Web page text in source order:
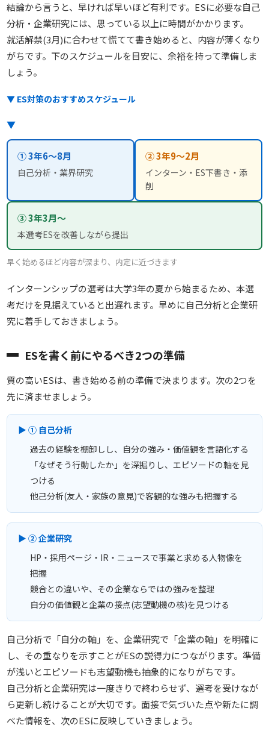
結論から言うと、早ければ早いほど有利です。ESに必要な自己
分析・企業研究には、思っている以上に時間がかかります。
就活解禁(3月)に合わせて慌てて書き始めると、内容が薄くなり
がちです。下のスケジュールを目安に、余裕を持って準備しま
しょう。
▼ ES対策のおすすめスケジュール
▼
① 3年6〜8月
自己分析・業界研究
② 3年9〜2月
インターン・ES下書き・添
削
③ 3年3月〜
本選考ESを改善しながら提出
早く始めるほど内容が深まり、内定に近づきます
インターンシップの選考は大学3年の夏から始まるため、本選
考だけを見据えていると出遅れます。早めに自己分析と企業研
究に着手しておきましょう。
ESを書く前にやるべき2つの準備
質の高いESは、書き始める前の準備で決まります。次の2つを
先に済ませましょう。
▶ ① 自己分析
過去の経験を棚卸しし、自分の強み・価値観を言語化する
「なぜそう行動したか」を深掘りし、エピソードの軸を見
つける
他己分析(友人・家族の意見)で客観的な強みも把握する
▶ ② 企業研究
HP・採用ページ・IR・ニュースで事業と求める人物像を
把握
競合との違いや、その企業ならではの強みを整理
自分の価値観と企業の接点(志望動機の核)を見つける
自己分析で「自分の軸」を、企業研究で「企業の軸」を明確に
し、その重なりを示すことがESの説得力につながります。準備
が浅いとエピソードも志望動機も抽象的になりがちです。
自己分析と企業研究は一度きりで終わらせず、選考を受けなが
ら更新し続けることが大切です。面接で気づいた点や新たに調
べた情報を、次のESに反映していきましょう。